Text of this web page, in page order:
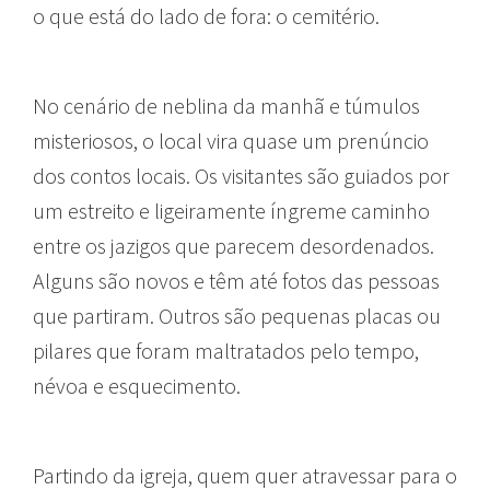
o que está do lado de fora: o cemitério.
No cenário de neblina da manhã e túmulos
misteriosos, o local vira quase um prenúncio
dos contos locais. Os visitantes são guiados por
um estreito e ligeiramente íngreme caminho
entre os jazigos que parecem desordenados.
Alguns são novos e têm até fotos das pessoas
que partiram. Outros são pequenas placas ou
pilares que foram maltratados pelo tempo,
névoa e esquecimento.
Partindo da igreja, quem quer atravessar para o